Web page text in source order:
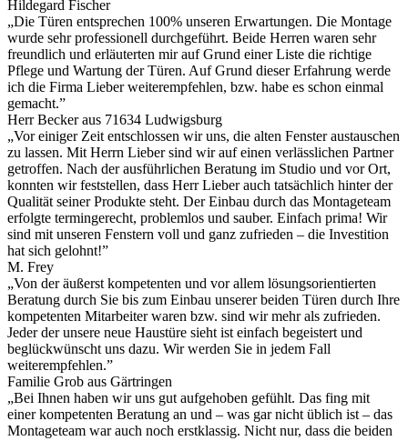
Hildegard Fischer
„Die Türen entsprechen 100% unseren Erwartungen. Die Montage
wurde sehr professionell durchgeführt. Beide Herren waren sehr
freundlich und erläuterten mir auf Grund einer Liste die richtige
Pflege und Wartung der Türen. Auf Grund dieser Erfahrung werde
ich die Firma Lieber weiterempfehlen, bzw. habe es schon einmal
gemacht.”
Herr Becker aus 71634 Ludwigsburg
„Vor einiger Zeit entschlossen wir uns, die alten Fenster austauschen
zu lassen. Mit Herrn Lieber sind wir auf einen verlässlichen Partner
getroffen. Nach der ausführlichen Beratung im Studio und vor Ort,
konnten wir feststellen, dass Herr Lieber auch tatsächlich hinter der
Qualität seiner Produkte steht. Der Einbau durch das Montageteam
erfolgte termingerecht, problemlos und sauber. Einfach prima! Wir
sind mit unseren Fenstern voll und ganz zufrieden – die Investition
hat sich gelohnt!”
M. Frey
„Von der äußerst kompetenten und vor allem lösungsorientierten
Beratung durch Sie bis zum Einbau unserer beiden Türen durch Ihre
kompetenten Mitarbeiter waren bzw. sind wir mehr als zufrieden.
Jeder der unsere neue Haustüre sieht ist einfach begeistert und
beglückwünscht uns dazu. Wir werden Sie in jedem Fall
weiterempfehlen.”
Familie Grob aus Gärtringen
„Bei Ihnen haben wir uns gut aufgehoben gefühlt. Das fing mit
einer kompetenten Beratung an und – was gar nicht üblich ist – das
Montageteam war auch noch erstklassig. Nicht nur, dass die beiden